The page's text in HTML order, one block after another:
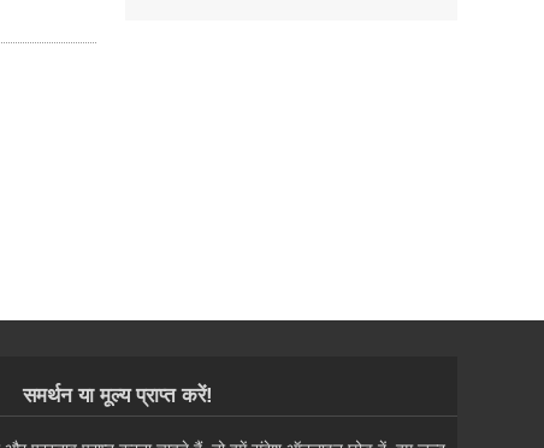
समर्थन या मूल्य प्राप्त करें!